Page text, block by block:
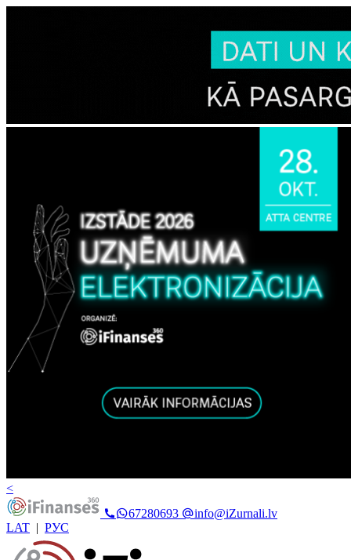
<
67280693
info@iZurnali.lv
LAT | РУС